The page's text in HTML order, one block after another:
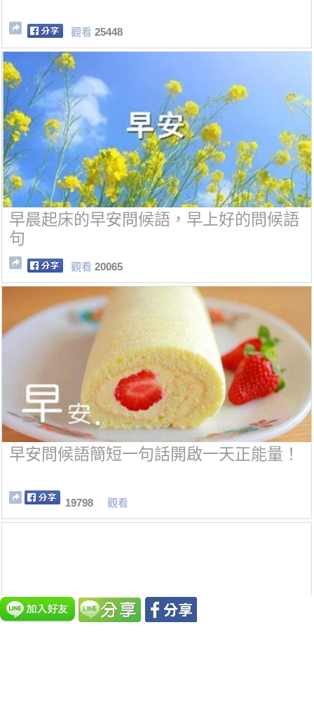
觀看 25448
早晨起床的早安問候語，早上好的問候語
句
觀看 20065
早安問候語簡短一句話開啟一天正能量！
19798 觀看